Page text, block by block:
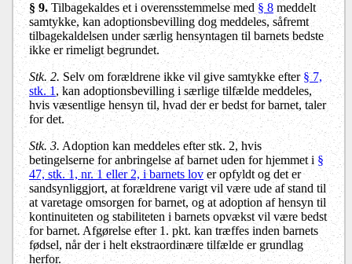
§ 9.Tilbagekaldes et i overensstemmelse med§ 8meddelt
samtykke, kan adoptionsbevilling dog meddeles, såfremt
tilbagekaldelsen under særlig hensyntagen til barnets bedste
ikke er rimeligt begrundet.
Stk. 2. Selv om forældrene ikke vil give samtykke efter § 7,
stk. 1, kan adoptionsbevilling i særlige tilfælde meddeles,
hvis væsentlige hensyn til, hvad der er bedst for barnet, taler
for det.
Stk. 3. Adoption kan meddeles efter stk. 2, hvis
betingelserne for anbringelse af barnet uden for hjemmet i §
47, stk. 1, nr. 1 eller 2, i barnets lover opfyldt og det er
sandsynliggjort, at forældrene varigt vil være ude af stand til
at varetage omsorgen for barnet, og at adoption af hensyn til
kontinuiteten og stabiliteten i barnets opvækst vil være bedst
for barnet. Afgørelse efter 1. pkt. kan træffes inden barnets
fødsel, når der i helt ekstraordinære tilfælde er grundlag
herfor.